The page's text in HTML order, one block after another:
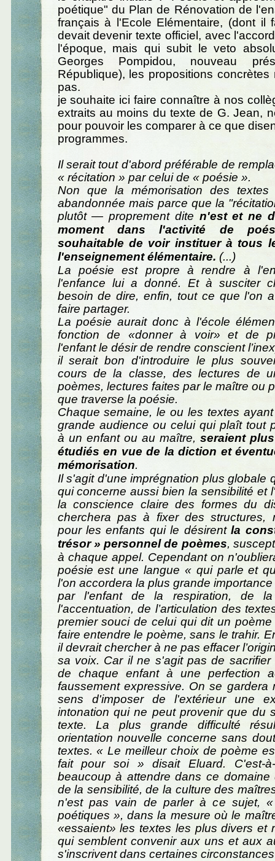
poétique" du Plan de Rénovation de
français à l'Ecole Elémentaire, (dont il
devait devenir texte officiel, avec
l'époque, mais qui subit le veto
Georges Pompidou, nouveau
République), les propositions concrètes
pas.
je souhaite ici faire connaître à nos
extraits au moins du texte de G. Jean,
pour pouvoir les comparer à ce que
programmes.
Il serait tout d'abord préférable de
« récitation » par celui de « poésie ».
Non que la mémorisation des textes
abandonnée mais parce que la
plutôt — proprement dite n'est et ne
moment dans l'activité de
souhaitable de voir instituer à tous
l'enseignement élémentaire. (...)
La poésie est propre à rendre à
l'enfance lui a donné. Et à susciter
besoin de dire, enfin, tout ce que l'on
faire partager.
La poésie aurait donc à l'école
fonction de «donner à voir» et de
l'enfant le désir de rendre conscient
il serait bon d'introduire le plus
cours de la classe, des lectures de
poèmes, lectures faites par le maître ou
que traverse la poésie.
Chaque semaine, le ou les textes
grande audience ou celui qui plaît tout
à un enfant ou au maître, seraient
étudiés en vue de la diction et
mémorisation.
Il s'agit d'une imprégnation plus globale
qui concerne aussi bien la sensibilité et
la conscience claire des formes du
cherchera pas à fixer des structures,
pour les enfants qui le désirentla
trésor » personnel de poèmes,
à chaque appel. Cependant on
poésie est une langue « qui parle et
l'on accordera la plus grande
par l'enfant de la respiration, de
l'accentuation, de l’articulation des
premier souci de celui qui dit un
faire entendre le poème, sans le trahir.
il devrait chercher à ne pas effacer
sa voix. Car il ne s'agit pas de sacrifier
de chaque enfant à une perfection
faussement expressive. On se gardera
sens d'imposer de l'extérieur une
intonation qui ne peut provenir que du
texte. La plus grande difficulté
orientation nouvelle concerne sans
textes. « Le meilleur choix de poème
fait pour soi » disait Eluard. C'est-
beaucoup à attendre dans ce domaine
de la sensibilité, de la culture des
n'est pas vain de parler à ce sujet, «
poétiques », dans la mesure où le
«essaient» les textes les plus divers et
qui semblent convenir aux uns et aux
s'inscrivent dans certaines